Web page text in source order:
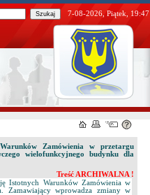
7-08-2026, Piątek, 19:47
Zamówienia w przetargu
wielofunkcyjnego budynku dla
Treść ARCHIWALNA !
Istotnych Warunków Zamówienia w
Zamawiający wprowadza zmiany w